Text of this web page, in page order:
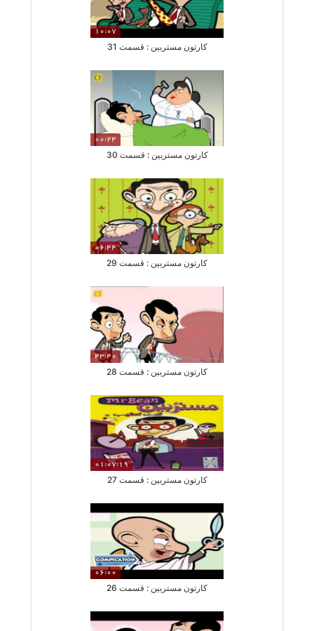
10:07
کارتون مستربین : قسمت 31
00:24
کارتون مستربین : قسمت 30
06:44
کارتون مستربین : قسمت 29
43:40
کارتون مستربین : قسمت 28
01:07:19
کارتون مستربین : قسمت 27
06:00
کارتون مستربین : قسمت 26